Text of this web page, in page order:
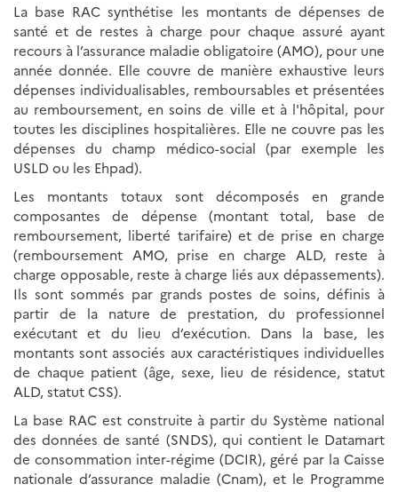
La base RAC synthétise les montants de dépenses de
santé et de restes à charge pour chaque assuré ayant
recours à l’assurance maladie obligatoire (AMO), pour une
année donnée. Elle couvre de manière exhaustive leurs
dépenses individualisables, remboursables et présentées
au remboursement, en soins de ville et à l'hôpital, pour
toutes les disciplines hospitalières. Elle ne couvre pas les
dépenses du champ médico-social (par exemple les
USLD ou les Ehpad).
Les montants totaux sont décomposés en grande
composantes de dépense (montant total, base de
remboursement, liberté tarifaire) et de prise en charge
(remboursement AMO, prise en charge ALD, reste à
charge opposable, reste à charge liés aux dépassements).
Ils sont sommés par grands postes de soins, définis à
partir de la nature de prestation, du professionnel
exécutant et du lieu d’exécution. Dans la base, les
montants sont associés aux caractéristiques individuelles
de chaque patient (âge, sexe, lieu de résidence, statut
ALD, statut CSS).
La base RAC est construite à partir du Système national
des données de santé (SNDS), qui contient le Datamart
de consommation inter-régime (DCIR), géré par la Caisse
nationale d’assurance maladie (Cnam), et le Programme